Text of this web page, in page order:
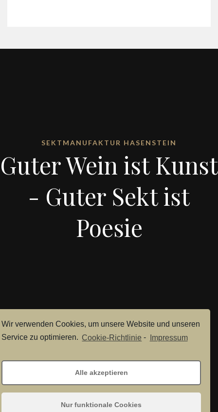
Wir verwenden Cookies, um unsere Website und unseren
Service zu optimieren. Cookie-Richtlinie - Impressum
Alle akzeptieren
Nur funktionale Cookies
SEKTMANUFAKTUR HASENSTEIN
Guter Wein ist Kunst
- Guter Sekt ist
Poesie